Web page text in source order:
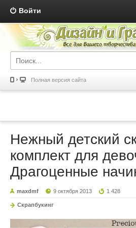
Войти
Полная версия сайта
Нежный детский
комплект для
Драгоценные
maxdmf 9 октября 2013 1 428
Скрапбукинг